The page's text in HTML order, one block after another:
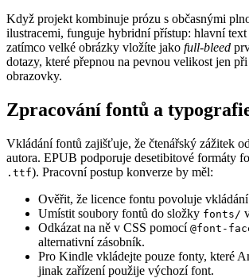
Když projekt kombinuje prózu s občasnými
ilustracemi, funguje hybridní přístup: hlavní text
zatímco velké obrázky vložíte jako full‑bleed
dotazy, které přepnou na pevnou velikost jen při
obrazovky.
Zpracování fontů a
Vkládání fontů zajišťuje, že čtenářský zážitek
autora. EPUB podporuje desetibitové formáty
.ttf). Pracovní postup konverze by měl:
Ověřit, že licence fontu povoluje
Umístit soubory fontů do složky fonts/
Odkázat na ně v CSS pomocí @font-
alternativní zásobník.
Pro Kindle vkládejte pouze fonty, které
jinak zařízení použije výchozí font.